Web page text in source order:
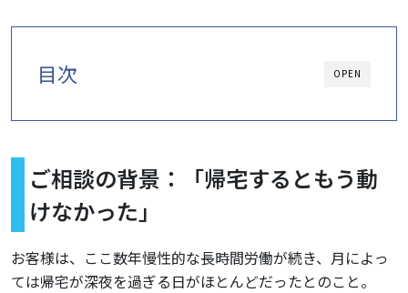
OPEN
目次
ご相談の背景：「帰宅するともう動
けなかった」
お客様は、ここ数年慢性的な長時間労働が続き、月によっ
ては帰宅が深夜を過ぎる日がほとんどだったとのこと。